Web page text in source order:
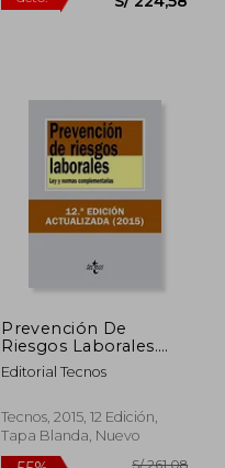
Prevención De
Riesgos Laborales.
Ley Y Normas
Complementarias
De Textos Legales)
Editorial Tecnos
Tecnos, 2015, 12 Edición,
Tapa Blanda, Nuevo